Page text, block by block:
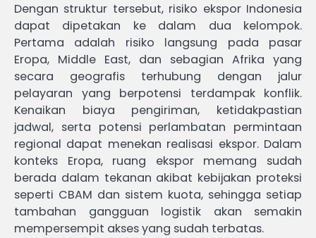
Dengan struktur tersebut, risiko ekspor Indonesia
dapat dipetakan ke dalam dua kelompok.
Pertama adalah risiko langsung pada pasar
Eropa, Middle East, dan sebagian Afrika yang
secara geografis terhubung dengan jalur
pelayaran yang berpotensi terdampak konflik.
Kenaikan biaya pengiriman, ketidakpastian
jadwal, serta potensi perlambatan permintaan
regional dapat menekan realisasi ekspor. Dalam
konteks Eropa, ruang ekspor memang sudah
berada dalam tekanan akibat kebijakan proteksi
seperti CBAM dan sistem kuota, sehingga setiap
tambahan gangguan logistik akan semakin
mempersempit akses yang sudah terbatas.